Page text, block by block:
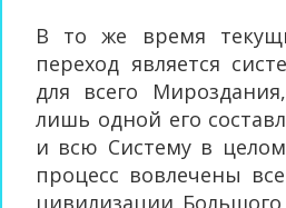
В то же время
переход является
для всего
лишь одной его
и всю Систему в
процесс вовлечены
цивилизации